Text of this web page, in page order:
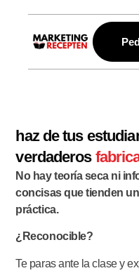
haz de tus
verdaderos
No hay teoría seca ni
concisas que tienden
práctica.
¿Reconocible?
Te paras ante la clase y